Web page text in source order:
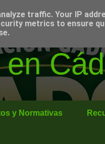
y Normativas
traffic. Your IP
metrics to ensure